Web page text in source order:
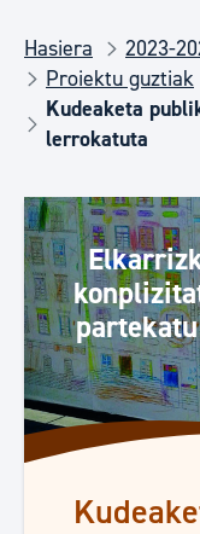
Hasiera
2023-
Proiektu guztiak
Kudeaketa
lerrokatuta